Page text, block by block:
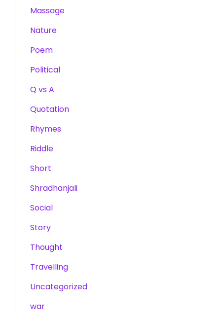
Massage
Nature
Poem
Political
Q vs A
Quotation
Rhymes
Riddle
Short
Shradhanjali
Social
Story
Thought
Travelling
Uncategorized
war